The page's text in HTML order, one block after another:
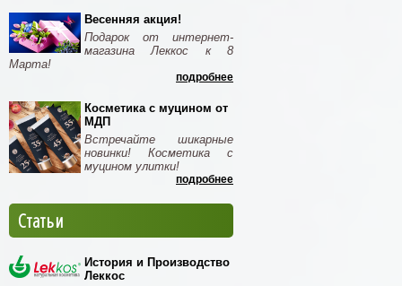
Весенняя акция!
Подарок от интернет-
магазина Леккос к 8
Марта!
подробнее
Косметика с муцином от
МДП
Встречайте шикарные
новинки! Косметика с
муцином улитки!
подробнее
Статьи
История и Производство
Леккос